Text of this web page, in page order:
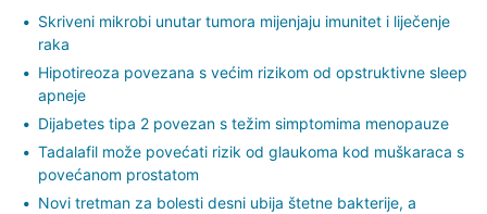
Skriveni mikrobi unutar tumora mijenjaju imunitet i liječenje
raka
Hipotireoza povezana s većim rizikom od opstruktivne sleep
apneje
Dijabetes tipa 2 povezan s težim simptomima menopauze
Tadalafil može povećati rizik od glaukoma kod muškaraca s
povećanom prostatom
Novi tretman za bolesti desni ubija štetne bakterije, a